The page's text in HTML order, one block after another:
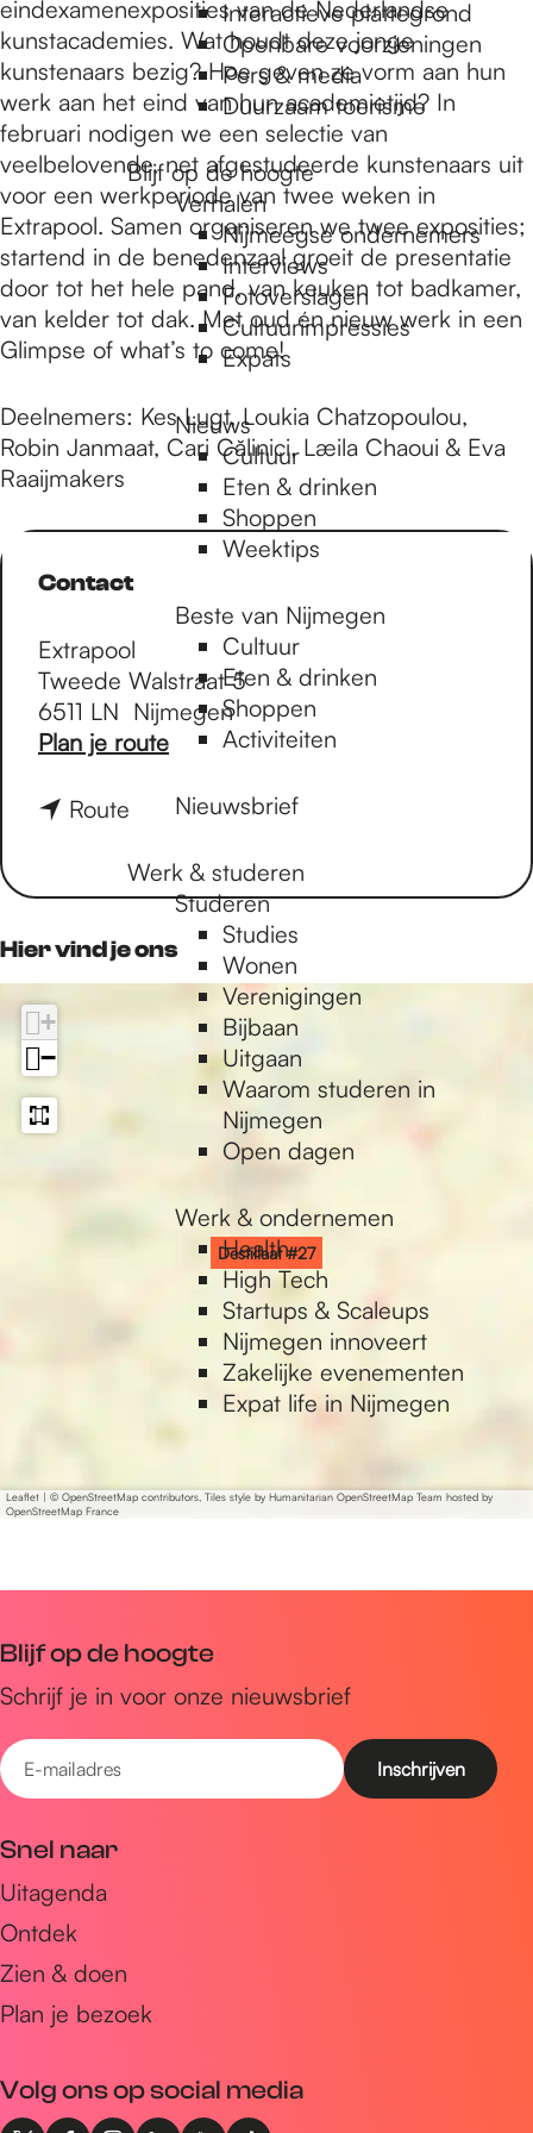
Interactieve plattegrond
Openbare voorzieningen
Pers & media
Duurzaam toerisme
Blijf op de hoogte
Verhalen
Nijmeegse ondernemers
Interviews
Fotoverslagen
Cultuurimpressies
Expats
Nieuws
Cultuur
Eten & drinken
Shoppen
Weektips
Beste van Nijmegen
Cultuur
Eten & drinken
Shoppen
Activiteiten
Nieuwsbrief
Werk & studeren
Studeren
Studies
Wonen
Verenigingen
Bijbaan
Uitgaan
Waarom studeren in
Nijmegen
Open dagen
Werk & ondernemen
Health
High Tech
Startups & Scaleups
Nijmegen innoveert
Zakelijke evenementen
Expat life in Nijmegen
eindexamenexposities van de Nederlandse
kunstacademies. Wat houdt deze jonge
kunstenaars bezig? Hoe geven ze vorm aan hun
werk aan het eind van hun academietijd? In
februari nodigen we een selectie van
veelbelovende, net afgestudeerde kunstenaars uit
voor een werkperiode van twee weken in
Extrapool. Samen organiseren we twee exposities;
startend in de benedenzaal groeit de presentatie
door tot het hele pand, van keuken tot badkamer,
van kelder tot dak. Met oud én nieuw werk in een
Glimpse of what’s to come!
Deelnemers: Kes Lugt, Loukia Chatzopoulou,
Robin Janmaat, Cari Călinici, Læila Chaoui & Eva
Raaijmakers
Contact
Extrapool
Tweede Walstraat 5
6511 LN Nijmegen
Plan je routen
a
D
e
t
i
2
Route
a
r
e
s
l
Hier vind je ons
Destillaat #27
+
−
Leaflet | © OpenStreetMap contributors, Tiles style by Humanitarian OpenStreetMap Team hosted by
OpenStreetMap France
Blijf op de hoogte
Schrijf je in voor onze nieuwsbrief
E
-
a
i
l
a
d
e
Snel naar
Uitagenda
Ontdek
Zien & doen
Plan je bezoek
Volg ons op social media